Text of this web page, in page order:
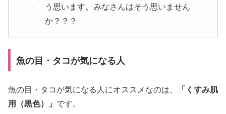
う思います。みなさんはそう思いません
か？？？
魚の目・タコが気になる人
魚の目・タコが気になる人にオススメなのは、
「くすみ肌
用（黒色）」 です。